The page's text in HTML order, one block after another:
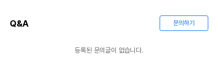
Q&A 문의하기
등록된 문의글이 없습니다.